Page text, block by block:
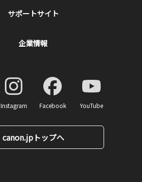
サポートサイト
企業情報
Instagram Facebook YouTube
canon.jpトップへ